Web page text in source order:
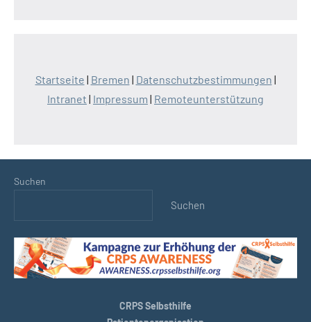
Startseite | Bremen | Datenschutzbestimmungen |
Intranet | Impressum | Remoteunterstützung
Suchen
Suchen
CRPS Selbsthilfe